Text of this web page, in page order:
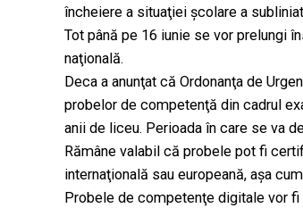
încheiere a situaţiei şcolare a
Tot până pe 16 iunie se vor prelungi
naţională.
Deca a anunţat că Ordonanţa de
probelor de competenţă din cadrul
anii de liceu. Perioada în care se va
Rămâne valabil că probele pot fi
internaţională sau europeană, aşa
Probele de competenţe digitale vor